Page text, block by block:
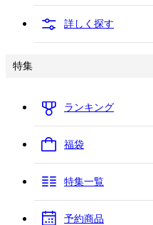
詳しく探す
特集
ランキング
福袋
特集一覧
予約商品